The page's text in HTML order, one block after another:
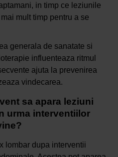
in timp ce leziunile
mult timp pentru a se
generala de sanatate si
influenteaza ritmul
ajuta la prevenirea
vindecarea.
sa apara leziuni
urma interventiilor
lombar dupa interventii